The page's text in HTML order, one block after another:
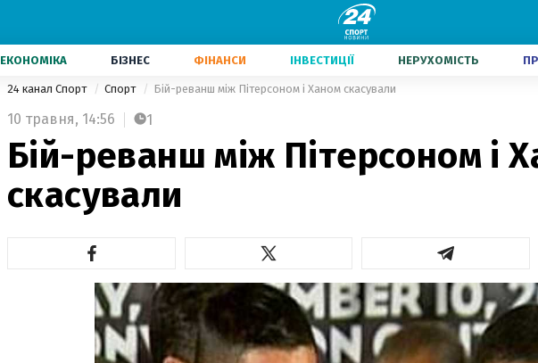
ЕКОНОМІКА БІЗНЕС ФІНАНСИ ІНВЕСТИЦІЇ НЕРУХОМІСТЬ
24 канал Спорт Спорт Бій-реванш між Пітерсоном і Ханом скасували
10 травня, 14:56 1
Бій-реванш між Пітерсоном і
скасували